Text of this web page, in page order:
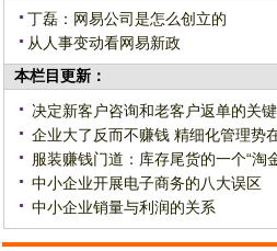
丁磊：网易公司是怎么创立的
从人事变动看网易新政
本栏目更新：
决定新客户咨询和老客户返单的关键
企业大了反而不赚钱 精细化管理势
服装赚钱门道：库存尾货的一个“淘
中小企业开展电子商务的八大误区
中小企业销量与利润的关系